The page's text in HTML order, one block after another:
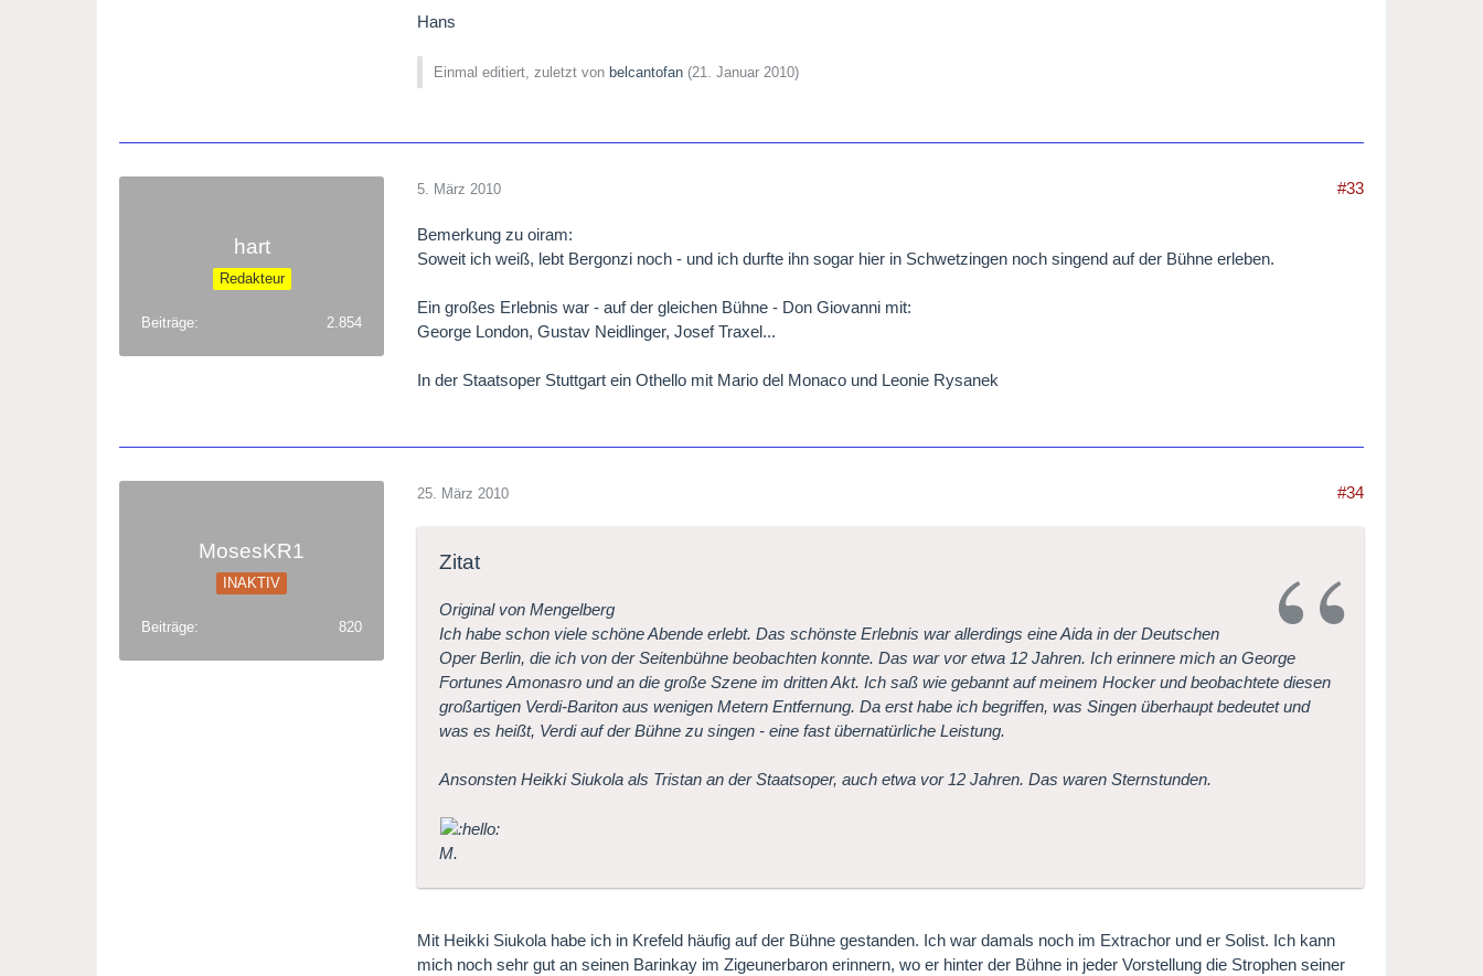
Hans
Einmal editiert, zuletzt von belcantofan (21. Januar 2010)
hart
Redakteur
Beiträge 2.854
5. März 2010 #33
Bemerkung zu oiram:
Soweit ich weiß, lebt Bergonzi noch - und ich durfte ihn sogar hier in Schwetzingen noch singend auf der Bühne erleben.
Ein großes Erlebnis war - auf der gleichen Bühne - Don Giovanni mit:
George London, Gustav Neidlinger, Josef Traxel...
In der Staatsoper Stuttgart ein Othello mit Mario del Monaco und Leonie Rysanek
MosesKR1
INAKTIV
Beiträge 820
25. März 2010 #34
Zitat
Original von Mengelberg
Ich habe schon viele schöne Abende erlebt. Das schönste Erlebnis war allerdings eine Aida in der Deutschen
Oper Berlin, die ich von der Seitenbühne beobachten konnte. Das war vor etwa 12 Jahren. Ich erinnere mich an George
Fortunes Amonasro und an die große Szene im dritten Akt. Ich saß wie gebannt auf meinem Hocker und beobachtete diesen
großartigen Verdi-Bariton aus wenigen Metern Entfernung. Da erst habe ich begriffen, was Singen überhaupt bedeutet und
was es heißt, Verdi auf der Bühne zu singen - eine fast übernatürliche Leistung.
Ansonsten Heikki Siukola als Tristan an der Staatsoper, auch etwa vor 12 Jahren. Das waren Sternstunden.
M.
Mit Heikki Siukola habe ich in Krefeld häufig auf der Bühne gestanden. Ich war damals noch im Extrachor und er Solist. Ich kann
mich noch sehr gut an seinen Barinkay im Zigeunerbaron erinnern, wo er hinter der Bühne in jeder Vorstellung die Strophen seiner